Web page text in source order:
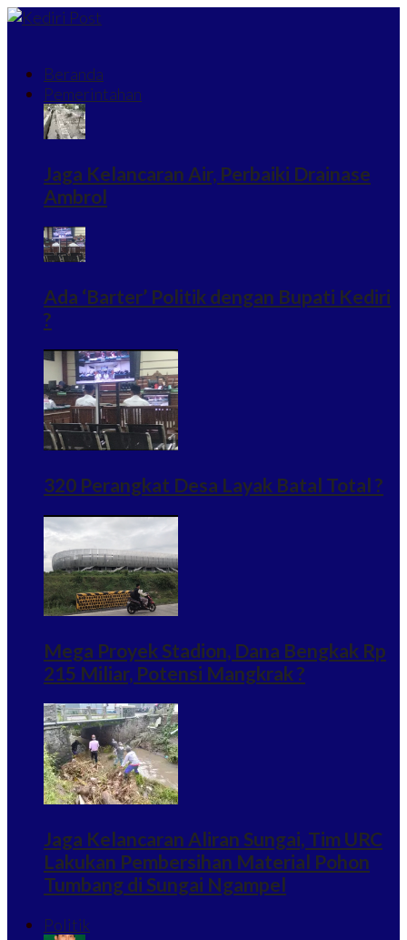
Beranda
Pemerintahan
Jaga Kelancaran Air, Perbaiki Drainase
Ambrol
Ada ‘Barter’ Politik dengan Bupati Kediri
?
320 Perangkat Desa Layak Batal Total ?
Mega Proyek Stadion, Dana Bengkak Rp
215 Miliar, Potensi Mangkrak ?
Jaga Kelancaran Aliran Sungai, Tim URC
Lakukan Pembersihan Material Pohon
Tumbang di Sungai Ngampel
Politik